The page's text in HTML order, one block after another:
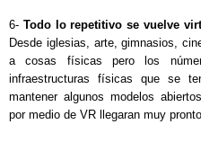
6- Todo lo repetitivo se vuelve
Desde iglesias, arte, gimnasios,
a cosas físicas pero los
infraestructuras físicas que se
mantener algunos modelos
por medio de VR llegaran muy pronto.